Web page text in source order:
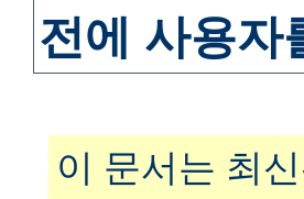
전에 사용자
이 문서는 최